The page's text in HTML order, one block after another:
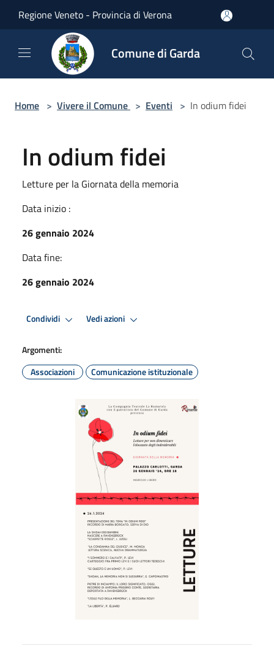
Regione Veneto - Provincia di Verona
Comune di Garda
Home > Vivere il Comune > Eventi > In odium fidei
In odium fidei
Letture per la Giornata della memoria
Data inizio :
26 gennaio 2024
Data fine:
26 gennaio 2024
Condividi Vedi azioni
Argomenti:
Associazioni
Comunicazione istituzionale